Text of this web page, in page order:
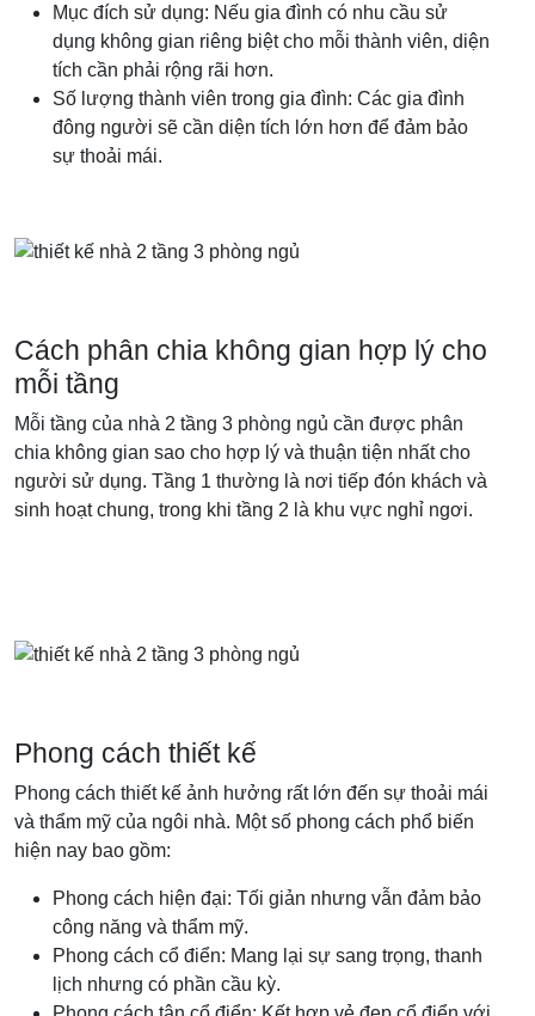
Mục đích sử dụng: Nếu gia đình có nhu cầu sử
dụng không gian riêng biệt cho mỗi thành viên, diện
tích cần phải rộng rãi hơn.
Số lượng thành viên trong gia đình: Các gia đình
đông người sẽ cần diện tích lớn hơn để đảm bảo
sự thoải mái.
Cách phân chia không gian hợp lý cho
mỗi tầng
Mỗi tầng của nhà 2 tầng 3 phòng ngủ cần được phân
chia không gian sao cho hợp lý và thuận tiện nhất cho
người sử dụng. Tầng 1 thường là nơi tiếp đón khách và
sinh hoạt chung, trong khi tầng 2 là khu vực nghỉ ngơi.
Phong cách thiết kế
Phong cách thiết kế ảnh hưởng rất lớn đến sự thoải mái
và thẩm mỹ của ngôi nhà. Một số phong cách phổ biến
hiện nay bao gồm:
Phong cách hiện đại: Tối giản nhưng vẫn đảm bảo
công năng và thẩm mỹ.
Phong cách cổ điển: Mang lại sự sang trọng, thanh
lịch nhưng có phần cầu kỳ.